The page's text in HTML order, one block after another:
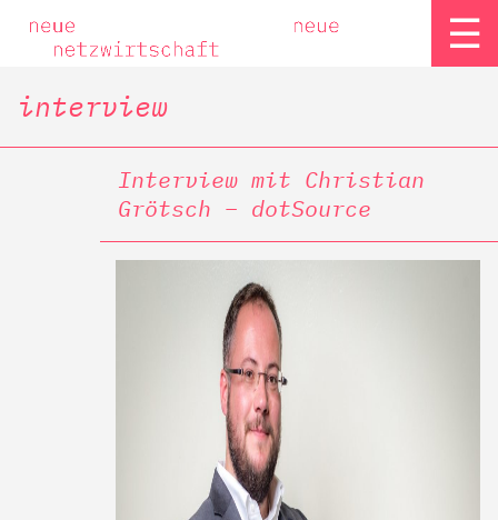
☰
interview
Interview mit Christian
Grötsch – dotSource